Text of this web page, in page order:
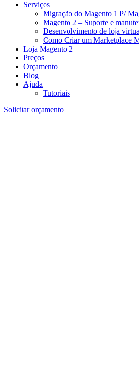
Serviços
Migração do Magento 1 P/
Magento 2 – Suporte e
Desenvolvimento de loja
Como Criar um Marketplace
Loja Magento 2
Preços
Orçamento
Blog
Ajuda
Tutoriais
Solicitar orçamento